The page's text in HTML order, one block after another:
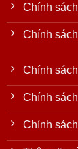
Chính
Chính
Chính
Chính
Chính